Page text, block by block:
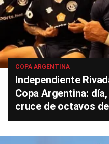
COPA ARGENTINA
Independiente
Copa Argentina:
cruce de octavos